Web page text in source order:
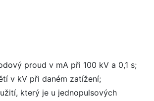
proud v mA při 100 kV a 0,1 s;
v kV při daném zatížení;
který je u jednopulsových